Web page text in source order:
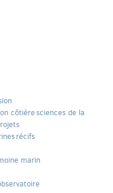
côtièresciences de la
récifs
marin